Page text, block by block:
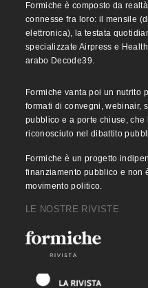
Formiche è composto da
connesse fra loro: il mensile
elettronica), la testata
specializzate Airpress e
arabo Decode39.
Formiche vanta poi un nutrito
formati di convegni, webinair,
pubblico e a porte chiuse,
riconosciuto nel dibattito
Formiche è un progetto
finanziamento pubblico e non
movimento politico.
LE NOSTRE RIVISTE